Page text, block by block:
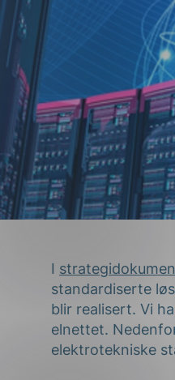
I
standardiserte
blir realisert. Vi
elnettet.
elektrotekniske